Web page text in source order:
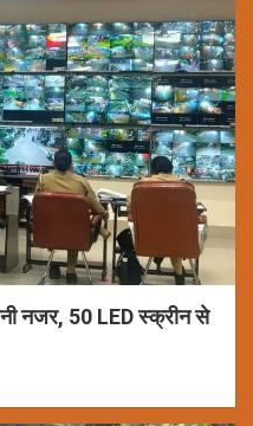
नजर, 50 LED स्क्रीन से